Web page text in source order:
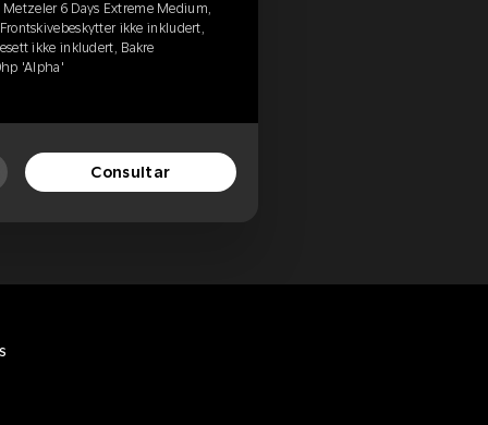
6 Days Extreme Medium,
ikke inkludert,
ikke inkludert, Bakre
'Alpha'
Consultar